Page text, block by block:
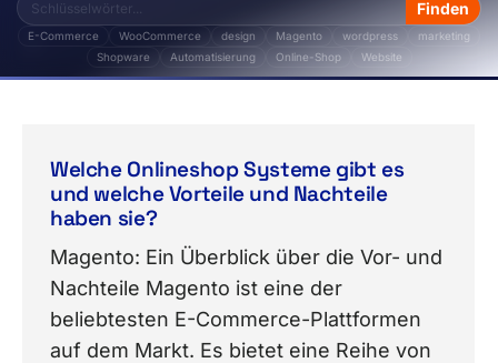
E-Commerce WooCommerce design Magento wordpress
marketing
Shopware
Automatisierung Online-Shop Website
Welche Onlineshop Systeme gibt es
und welche Vorteile und Nachteile
haben sie?
Magento: Ein Überblick über die Vor- und
Nachteile Magento ist eine der
beliebtesten E-Commerce-Plattformen
auf dem Markt. Es bietet eine Reihe von